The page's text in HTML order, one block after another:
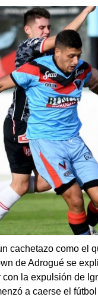
cachetazo como el
de Adrogué se
la expulsión de
a caerse el